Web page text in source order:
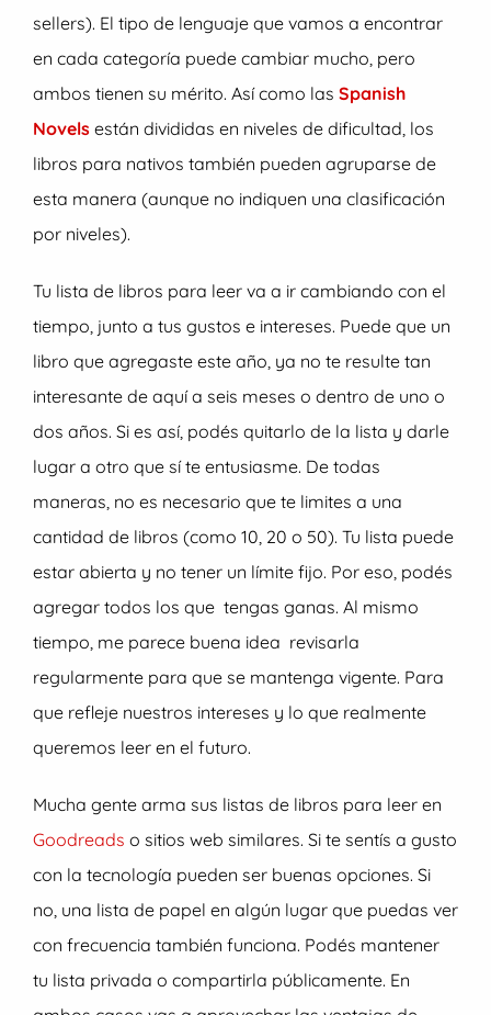
sellers). El tipo de lenguaje que vamos a encontrar
en cada categoría puede cambiar mucho, pero
ambos tienen su mérito. Así como las Spanish
Novels están divididas en niveles de dificultad, los
libros para nativos también pueden agruparse de
esta manera (aunque no indiquen una clasificación
por niveles).
Tu lista de libros para leer va a ir cambiando con el
tiempo, junto a tus gustos e intereses. Puede que un
libro que agregaste este año, ya no te resulte tan
interesante de aquí a seis meses o dentro de uno o
dos años. Si es así, podés quitarlo de la lista y darle
lugar a otro que sí te entusiasme. De todas
maneras, no es necesario que te limites a una
cantidad de libros (como 10, 20 o 50). Tu lista puede
estar abierta y no tener un límite fijo. Por eso, podés
agregar todos los que tengas ganas. Al mismo
tiempo, me parece buena idea revisarla
regularmente para que se mantenga vigente. Para
que refleje nuestros intereses y lo que realmente
queremos leer en el futuro.
Mucha gente arma sus listas de libros para leer en
Goodreads o sitios web similares. Si te sentís a gusto
con la tecnología pueden ser buenas opciones. Si
no, una lista de papel en algún lugar que puedas ver
con frecuencia también funciona. Podés mantener
tu lista privada o compartirla públicamente. En